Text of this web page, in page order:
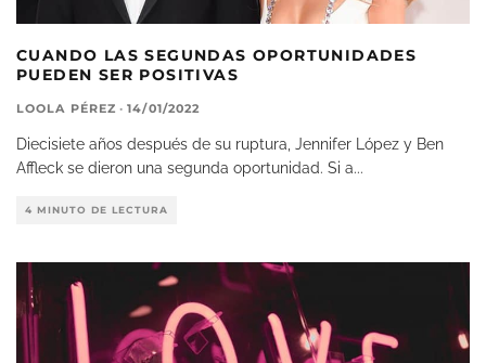
CUANDO LAS SEGUNDAS OPORTUNIDADES
PUEDEN SER POSITIVAS
LOOLA PÉREZ · 14/01/2022
Diecisiete años después de su ruptura, Jennifer López y Ben
Affleck se dieron una segunda oportunidad. Si a...
4 MINUTO DE LECTURA